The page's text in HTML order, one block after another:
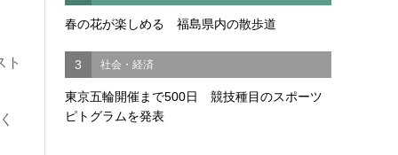
ト
春の花が楽しめる 福島県内の散歩道
3 社会・経済
東京五輪開催まで500日 競技種目のスポーツ
ピトグラムを発表